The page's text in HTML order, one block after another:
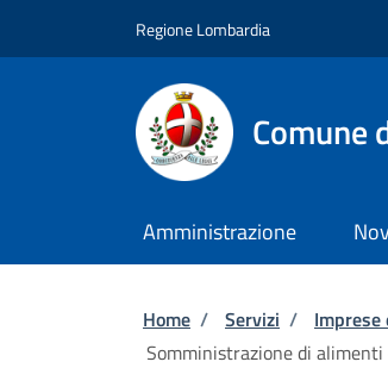
Regione Lombardia
Comune
Amministrazione
Briciole di
Home / Servizi / Imprese
Somministrazione di